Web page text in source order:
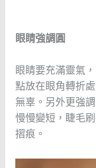
眼睛強調圓
眼睛要充滿靈氣
點放在眼角轉折
無辜。另外更強
慢慢變短，睫毛
摺痕。